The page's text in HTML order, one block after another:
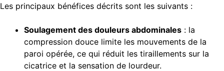
Les principaux bénéfices décrits sont les suivants :
Soulagement des douleurs abdominales : la
compression douce limite les mouvements de la
paroi opérée, ce qui réduit les tiraillements sur la
cicatrice et la sensation de lourdeur.